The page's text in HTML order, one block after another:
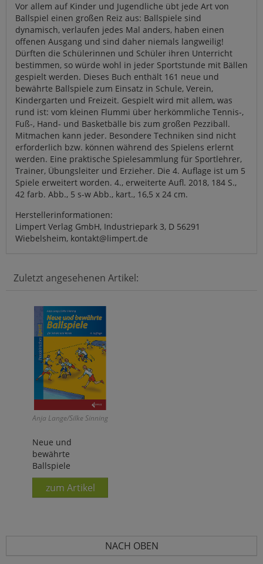
Vor allem auf Kinder und Jugendliche übt jede Art von
Ballspiel einen großen Reiz aus: Ballspiele sind
dynamisch, verlaufen jedes Mal anders, haben einen
offenen Ausgang und sind daher niemals langweilig!
Dürften die Schülerinnen und Schüler ihren Unterricht
bestimmen, so würde wohl in jeder Sportstunde mit Bällen
gespielt werden. Dieses Buch enthält 161 neue und
bewährte Ballspiele zum Einsatz in Schule, Verein,
Kindergarten und Freizeit. Gespielt wird mit allem, was
rund ist: vom kleinen Flummi über herkömmliche Tennis-,
Fuß-, Hand- und Basketbälle bis zum großen Pezziball.
Mitmachen kann jeder. Besondere Techniken sind nicht
erforderlich bzw. können während des Spielens erlernt
werden. Eine praktische Spielesammlung für Sportlehrer,
Trainer, Übungsleiter und Erzieher. Die 4. Auflage ist um 5
Spiele erweitert worden. 4., erweiterte Aufl. 2018, 184 S.,
42 farb. Abb., 5 s-w Abb., kart., 16,5 x 24 cm.
Herstellerinformationen:
Limpert Verlag GmbH, Industriepark 3, D 56291
Wiebelsheim, kontakt@limpert.de
Zuletzt angesehenen Artikel:
Anja Lange/Silke Sinning
Neue und
bewährte
Ballspiele
zum Artikel
NACH OBEN